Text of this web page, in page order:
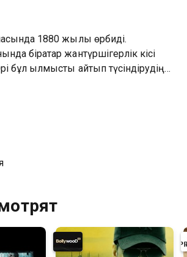
1880 жылы өрбиді.
бірқатар жантүршігерлік кісі
бұл қылмысты айтып түсіндірудің
қатігез қылмыскердің ізіне түсе